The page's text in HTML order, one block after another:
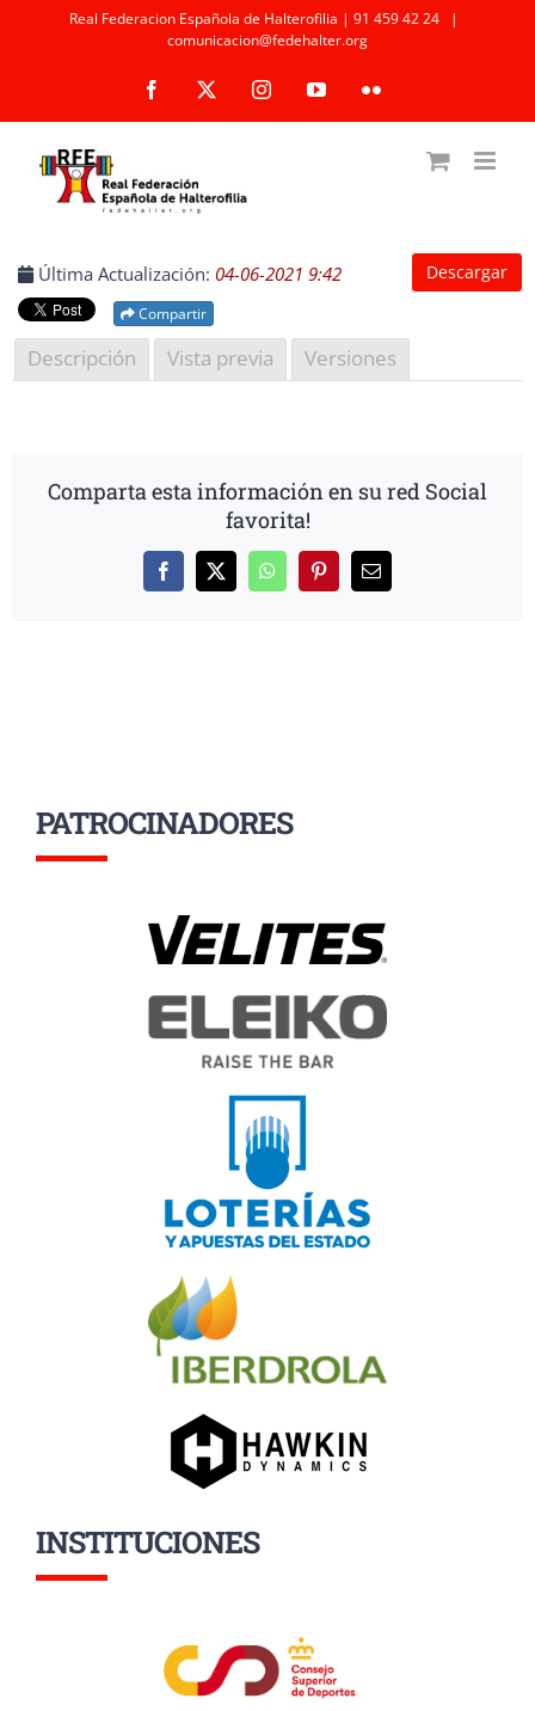
Real Federacion Española de Halterofilia | 91 459 42 24
|
comunicacion@fedehalter.org
Facebook InstagramYouTubeFlickr
Descargar
Última Actualización: 04-06-2021 9:42
Compartir
Descripción Vista previa Versiones
Comparta esta información en su red Social
favorita!
Facebook
X WhatsAppPinterestCorreo
PATROCINADORES
INSTITUCIONES